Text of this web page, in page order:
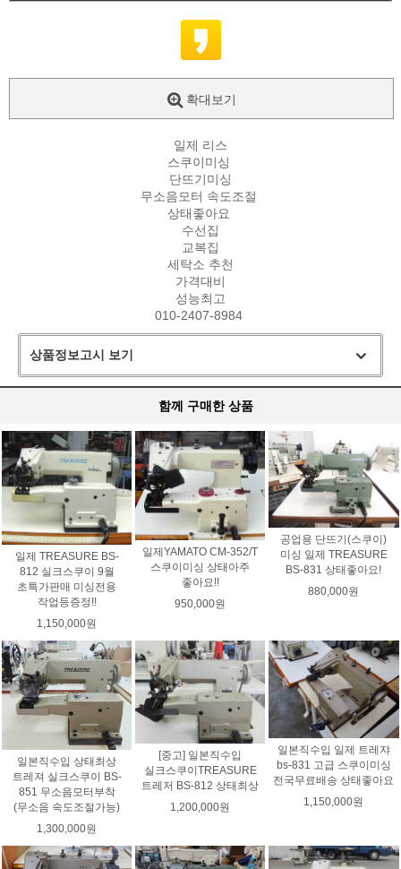
확대보기
일제 리스
스쿠이미싱
단뜨기미싱
무소음모터 속도조절
상태좋아요
수선집
교복집
세탁소 추천
가격대비
성능최고
010-2407-8984
상품정보고시 보기
함께 구매한 상품
일제 TREASURE BS-
812 실크스쿠이 9월
초특가판매 미싱전용
작업등증정!!
1,150,000원
일제YAMATO CM-352/T
스쿠이미싱 상태아주
좋아요!!
950,000원
공업용 단뜨기(스쿠이)
미싱 일제 TREASURE
BS-831 상태좋아요!
880,000원
일본직수입 상태최상
트레져 실크스쿠이 BS-
851 무소음모터부착
(무소음 속도조절가능)
1,300,000원
[중고] 일본직수입
실크스쿠이TREASURE
트레저 BS-812 상태최상
1,200,000원
일본직수입 일제 트레쟈
bs-831 고급 스쿠이미싱
전국무료배송 상태좋아요
1,150,000원